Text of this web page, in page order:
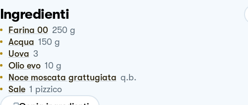
Ingredienti
Farina 00 250 g
Acqua 150 g
Uova 3
Olio evo 10 g
Noce moscata grattugiata q.b.
Sale 1 pizzico